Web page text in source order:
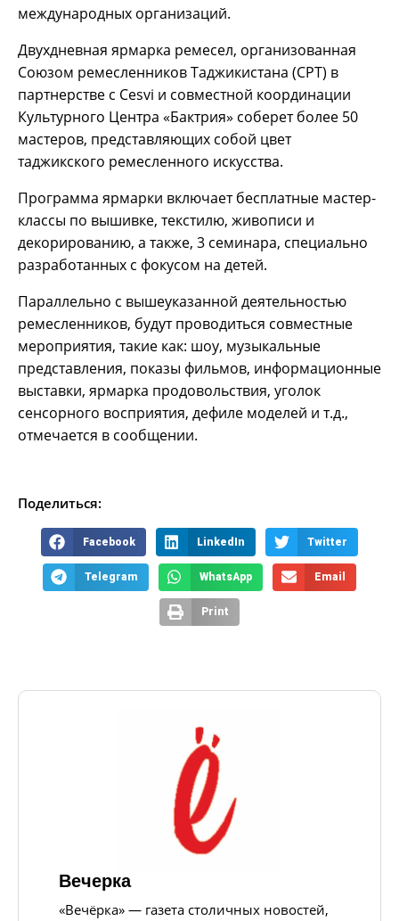
международных организаций.
Двухдневная ярмарка ремесел, организованная
Союзом ремесленников Таджикистана (СРТ) в
партнерстве с Cesvi и совместной координации
Культурного Центра «Бактрия» соберет более 50
мастеров, представляющих собой цвет
таджикского ремесленного искусства.
Программа ярмарки включает бесплатные мастер-
классы по вышивке, текстилю, живописи и
декорированию, а также, 3 семинара, специально
разработанных с фокусом на детей.
Параллельно с вышеуказанной деятельностью
ремесленников, будут проводиться совместные
мероприятия, такие как: шоу, музыкальные
представления, показы фильмов, информационные
выставки, ярмарка продовольствия, уголок
сенсорного восприятия, дефиле моделей и т.д.,
отмечается в сообщении.
Поделиться:
Facebook LinkedIn Twitter
Telegram WhatsApp Email
Print
Вечерка
«Вечёрка» — газета столичных новостей,